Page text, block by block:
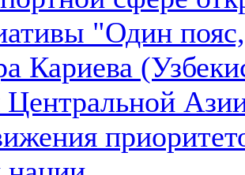
"Один
Кариева
Центральной